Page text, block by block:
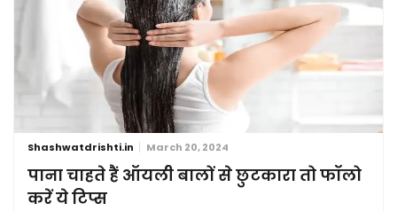
Shashwatdrishti.in March 20, 2024
पाना चाहते हैं ऑयली बालों से छुटकारा तो फॉलो
करें ये टिप्स